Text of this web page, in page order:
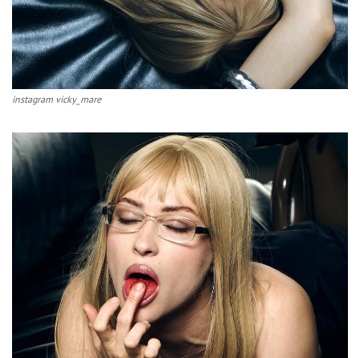
instagram vicky_mare